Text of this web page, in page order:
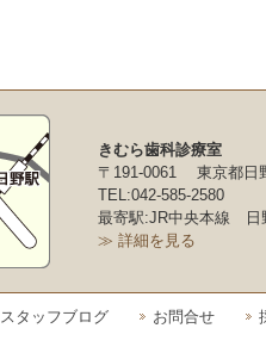
きむら歯科診療室
〒191-0061 東京都日
TEL:042-585-2580
最寄駅:JR中央本線 日
≫ 詳細を見る
スタッフブログ お問合せ